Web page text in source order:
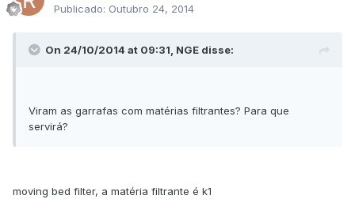
Publicado: Outubro 24, 2014
On 24/10/2014 at 09:31, NGE disse:
Viram as garrafas com matérias filtrantes? Para que
servirá?
moving bed filter, a matéria filtrante é k1